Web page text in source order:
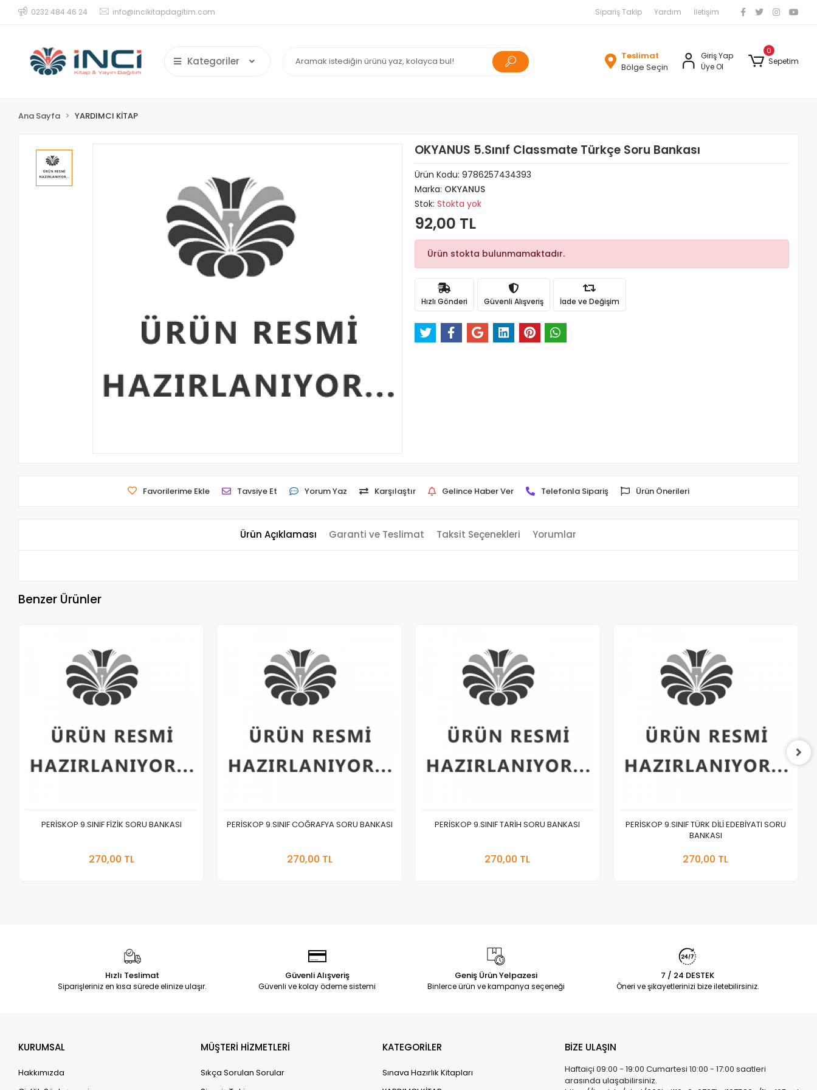
0232 484 46 24 info@incikitapdagitim.com Sipariş Takip Yardım İletişim
Kategoriler
Teslimat
Bölge Seçin
Giriş Yap
Üye Ol
0
Sepetim
Ana Sayfa YARDIMCI KİTAP
OKYANUS 5.Sınıf Classmate Türkçe Soru Bankası
Ürün Kodu: 9786257434393
Marka: OKYANUS
Stok: Stokta yok
92,00 TL
Ürün stokta bulunmamaktadır.
Hızlı Gönderi Güvenli Alışveriş İade ve Değişim
Favorilerime Ekle Tavsiye Et Yorum Yaz Karşılaştır Gelince Haber Ver Telefonla Sipariş Ürün Önerileri
Ürün Açıklaması Garanti ve Teslimat Taksit Seçenekleri Yorumlar
Benzer Ürünler
PERİSKOP 9.SINIF FİZİK SORU BANKASI
270,00 TL
PERİSKOP 9.SINIF COĞRAFYA SORU BANKASI
270,00 TL
PERİSKOP 9.SINIF TARİH SORU BANKASI
270,00 TL
PERİSKOP 9.SINIF TÜRK DİLİ EDEBİYATI SORU
BANKASI
270,00 TL
Hızlı Teslimat
Siparişleriniz en kısa sürede elinize ulaşır.
Güvenli Alışveriş
Güvenli ve kolay ödeme sistemi
Geniş Ürün Yelpazesi
Binlerce ürün ve kampanya seçeneği
7 / 24 DESTEK
Öneri ve şikayetlerinizi bize iletebilirsiniz.
KURUMSAL
Hakkımızda
MÜŞTERİ HİZMETLERİ
Sıkça Sorulan Sorular
KATEGORİLER
Sınava Hazırlık Kitapları
BİZE ULAŞIN
Haftaiçi 09:00 - 19:00 Cumartesi 10:00 - 17:00 saatleri
arasında ulaşabilirsiniz.